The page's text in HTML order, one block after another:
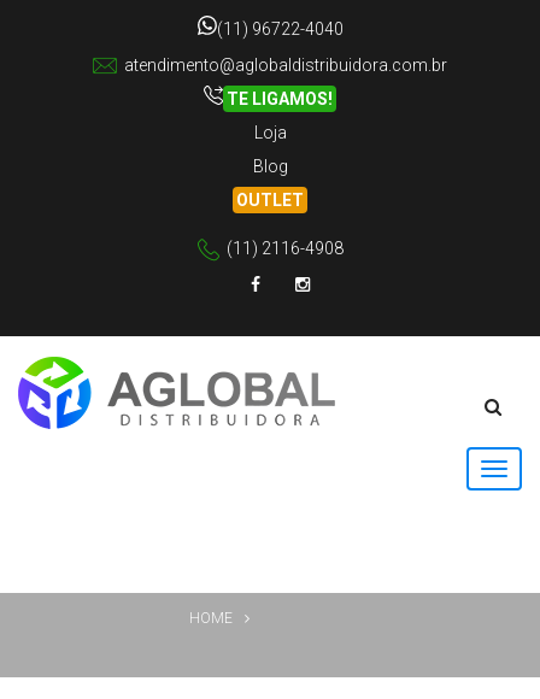
(11) 96722-4040
atendimento@aglobaldistribuidora.com.br
TE LIGAMOS!
Loja
Blog
OUTLET
(11) 2116-4908
HOME